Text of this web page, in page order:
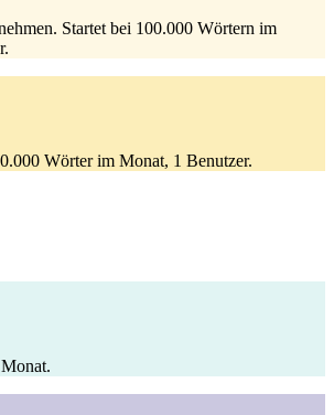
Startet bei 100.000 Wörtern im
Wörter im Monat, 1 Benutzer.